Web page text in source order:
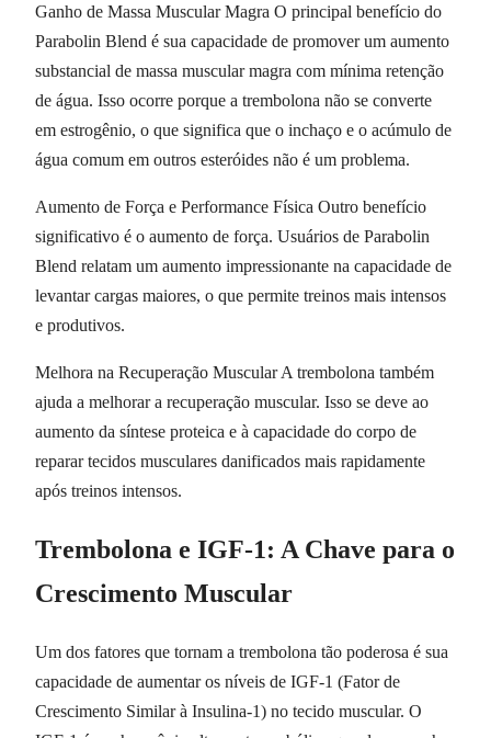
Ganho de Massa Muscular Magra O principal benefício do
Parabolin Blend é sua capacidade de promover um aumento
substancial de massa muscular magra com mínima retenção
de água. Isso ocorre porque a trembolona não se converte
em estrogênio, o que significa que o inchaço e o acúmulo de
água comum em outros esteróides não é um problema.
Aumento de Força e Performance Física Outro benefício
significativo é o aumento de força. Usuários de Parabolin
Blend relatam um aumento impressionante na capacidade de
levantar cargas maiores, o que permite treinos mais intensos
e produtivos.
Melhora na Recuperação Muscular A trembolona também
ajuda a melhorar a recuperação muscular. Isso se deve ao
aumento da síntese proteica e à capacidade do corpo de
reparar tecidos musculares danificados mais rapidamente
após treinos intensos.
Trembolona e IGF-1: A Chave para o
Crescimento Muscular
Um dos fatores que tornam a trembolona tão poderosa é sua
capacidade de aumentar os níveis de IGF-1 (Fator de
Crescimento Similar à Insulina-1) no tecido muscular. O